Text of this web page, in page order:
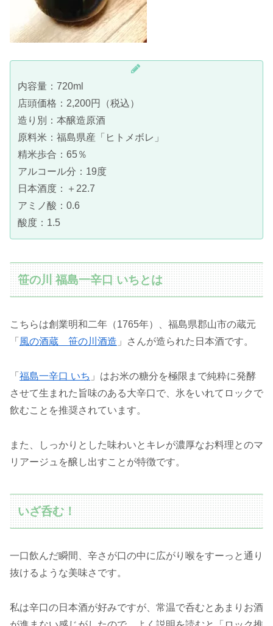
内容量：720ml
店頭価格：2,200円（税込）
造り別：本醸造原酒
原料米：福島県産「ヒトメボレ」
精米歩合：65％
アルコール分：19度
日本酒度：＋22.7
アミノ酸：0.6
酸度：1.5
笹の川 福島一辛口 いちとは
こちらは創業明和二年（1765年）、福島県郡山市の蔵元
「 風の酒蔵 笹の川酒造 」さんが造られた日本酒です。
「 福島一辛口 いち 」はお米の糖分を極限まで純粋に発酵
させて生まれた旨味のある大辛口で、氷をいれてロックで
飲むことを推奨されています。
また、しっかりとした味わいとキレが濃厚なお料理とのマ
リアージュを醸し出すことが特徴です。
いざ呑む！
一口飲んだ瞬間、辛さが口の中に広がり喉をすーっと通り
抜けるような美味さです。
私は辛口の日本酒が好みですが、常温で呑むとあまりお酒